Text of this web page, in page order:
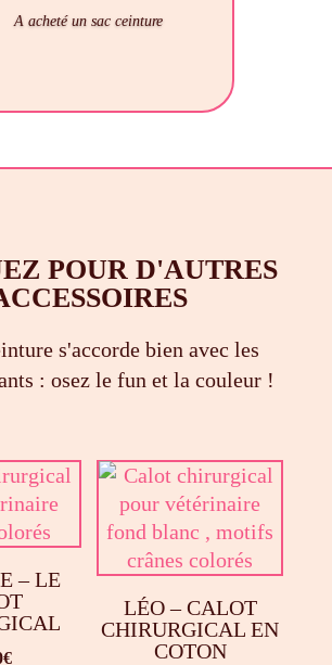
A acheté un sac ceinture
POUR D'AUTRES
s'accorde bien avec les
: osez le fun et la couleur !
– LE
€
LÉO – CALOT
CHIRURGICAL EN
COTON